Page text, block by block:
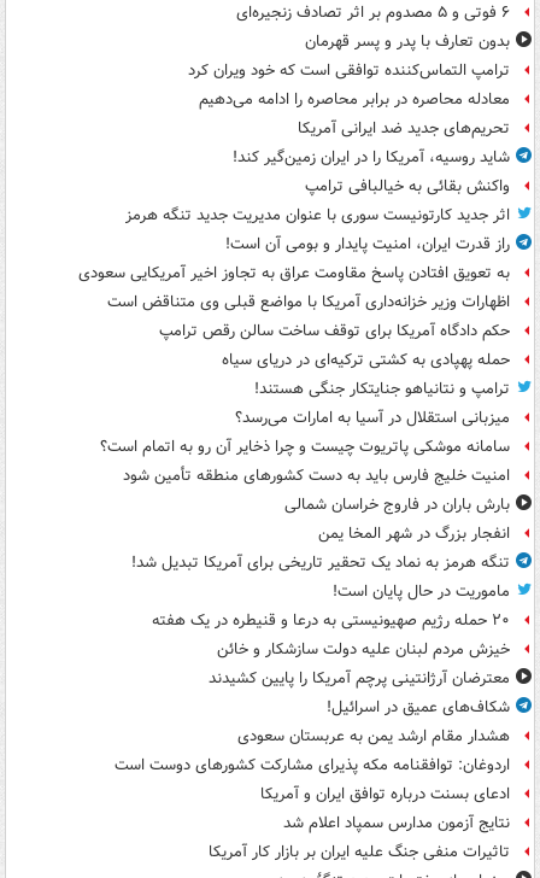
۶ فوتی و ۵ مصدوم بر اثر تصادف زنجیره‌ای
بدون تعارف با پدر و پسر قهرمان
ترامپ التماس‌کننده توافقی است که خود ویران کرد
معادله محاصره در برابر محاصره را ادامه می‌دهیم
تحریم‌های جدید ضد ایرانی آمریکا
شاید روسیه، آمریکا را در ایران زمین‌گیر کند!
واکنش بقائی به خیالبافی ترامپ
اثر جدید کارتونیست سوری با عنوان مدیریت جدید تنگه هرمز
راز قدرت ایران، امنیت پایدار و بومی آن است!
به تعویق افتادن پاسخ مقاومت عراق به تجاوز اخیر آمریکایی سعودی
اظهارات وزیر خزانه‌داری آمریکا با مواضع قبلی وی متناقض است
حکم دادگاه آمریکا برای توقف ساخت سالن رقص ترامپ
حمله پهپادی به کشتی ترکیه‌ای در دریای سیاه
ترامپ و نتانیاهو جنایتکار جنگی هستند!
میزبانی استقلال در آسیا به امارات می‌رسد؟
سامانه موشکی پاتریوت چیست و چرا ذخایر آن رو به اتمام است؟
امنیت خلیج فارس باید به دست کشورهای منطقه تأمین شود
بارش باران در فاروج خراسان شمالی
انفجار بزرگ در شهر المخا یمن
تنگه هرمز به نماد یک تحقیر تاریخی برای آمریکا تبدیل شد!
ماموریت در حال پایان است!
۲۰ حمله رژیم صهیونیستی به درعا و قنیطره در یک هفته
خیزش مردم لبنان علیه دولت سازشکار و خائن
معترضان آرژانتینی پرچم آمریکا را پایین کشیدند
شکاف‌های عمیق در اسرائیل!
هشدار مقام ارشد یمن به عربستان سعودی
اردوغان: توافقنامه مکه پذیرای مشارکت کشورهای دوست است
ادعای بسنت درباره توافق ایران و آمریکا
نتایج آزمون مدارس سمپاد اعلام شد
تاثیرات منفی جنگ علیه ایران بر بازار کار آمریکا